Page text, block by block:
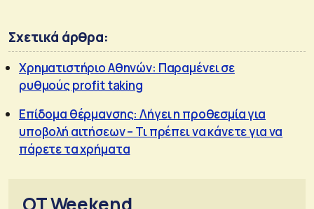
Σχετικά άρθρα:
Χρηματιστήριο Αθηνών: Παραμένει σε
ρυθμούς profit taking
Επίδομα θέρμανσης: Λήγει η προθεσμία για
υποβολή αιτήσεων – Τι πρέπει να κάνετε για να
πάρετε τα χρήματα
OT Weekend